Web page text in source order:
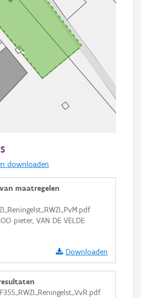
downloaden
maatregelen
pieter, VAN DE VELDE
Downloaden